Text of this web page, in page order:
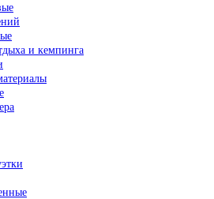
и кемпинга